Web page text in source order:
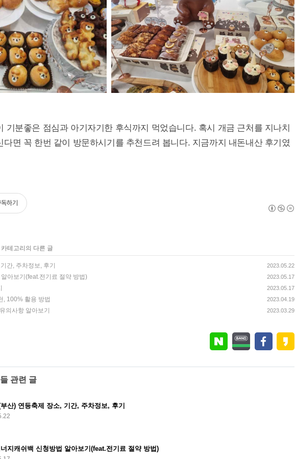
기분좋은 점심과 아기자기한 후식까지 먹었습니다. 혹시 개금 근처를 지나치
다면 꼭 한번 같이 방문하시기를 추천드려 봅니다. 지금까지 내돈내산 후기였
하기
카테고리의 다른 글
간, 주차정보, 후기 2023.05.22
아보기(feat.전기료 절약 방법) 2023.05.17
2023.05.17
, 100% 활용 방법 2023.04.19
의사항 알아보기 2023.03.29
관련 글
산) 연등축제 장소, 기간, 주차정보, 후기
지캐쉬백 신청방법 알아보기(feat.전기료 절약 방법)